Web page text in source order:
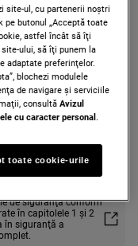
Alb
de siguranţă conform
în capitolele 1 și 2
în siguranţă a
site-ul, cu partenerii noștri
pe butonul „Acceptă toate
astfel încât să îţi
ului, să îţi punem la
adaptate preferinţelor.
blochezi modulele
de navigare și serviciile
consultăAvizul
cu caracter personal.
toate cookie-urile